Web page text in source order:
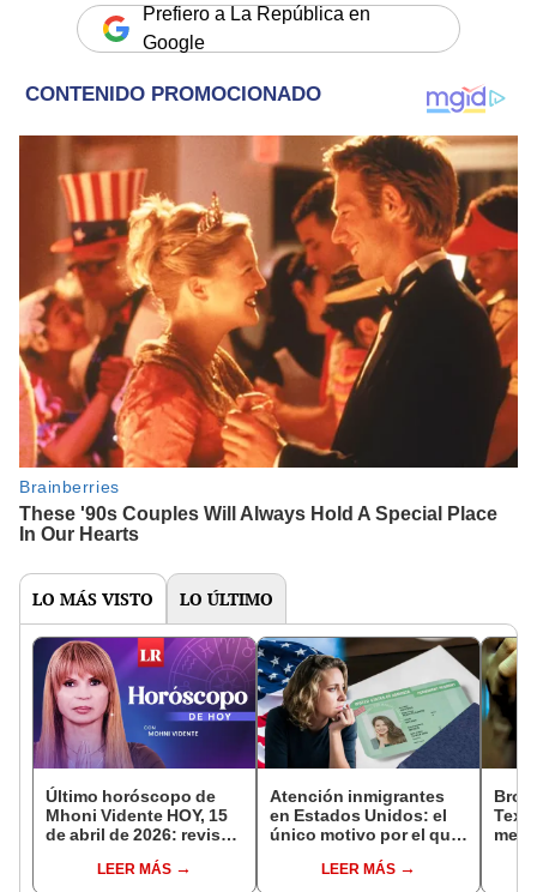
Prefiero a La República en
Google
LO MÁS VISTO LO ÚLTIMO
Último horóscopo de
Mhoni Vidente HOY, 15
de abril de 2026: revisa
signo y entérate si te
LEER MÁS
Atención inmigrantes
en Estados Unidos: el
único motivo por el que
anuladaLEER MÁS